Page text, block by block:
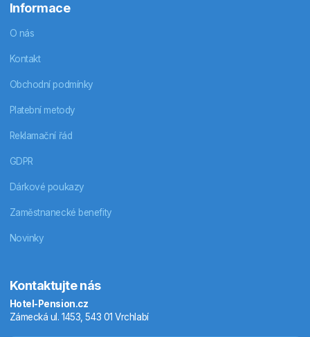
Informace
O nás
Kontakt
Obchodní podmínky
Platební metody
Reklamační řád
GDPR
Dárkové poukazy
Zaměstnanecké benefity
Novinky
Kontaktujte nás
Hotel-Pension.cz
Zámecká ul. 1453, 543 01 Vrchlabí